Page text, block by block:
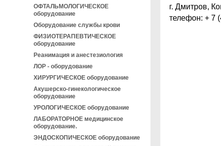
ОФТАЛЬМОЛОГИЧЕСКОЕ
оборудование
Оборудование службы крови
ФИЗИОТЕРАПЕВТИЧЕСКОЕ
оборудование
Реанимация и анестезиология
ЛОР - оборудование
ХИРУРГИЧЕСКОЕ оборудование
Акушерско-гинекологическое
оборудование
УРОЛОГИЧЕСКОЕ оборудование
ЛАБОРАТОРНОЕ медицинское
оборудование.
ЭНДОСКОПИЧЕСКОЕ оборудование
г. Дмитров,
телефон: + 7